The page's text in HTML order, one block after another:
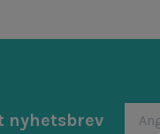
nyhetsbrev